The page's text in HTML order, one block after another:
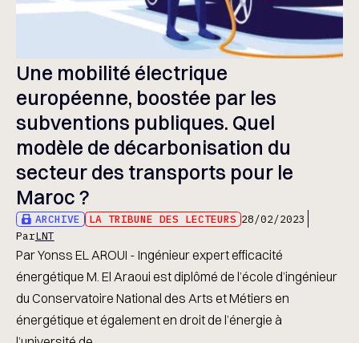
Une mobilité électrique
européenne, boostée par les
subventions publiques. Quel
modèle de décarbonisation du
secteur des transports pour le
Maroc ?
ARCHIVE LA TRIBUNE DES LECTEURS 28/02/2023
ParLNT
Par Yonss EL AROUI - Ingénieur expert efficacité
énergétique M. El Araoui est diplômé de l’école d’ingénieur
du Conservatoire National des Arts et Métiers en
énergétique et également en droit de l’énergie à